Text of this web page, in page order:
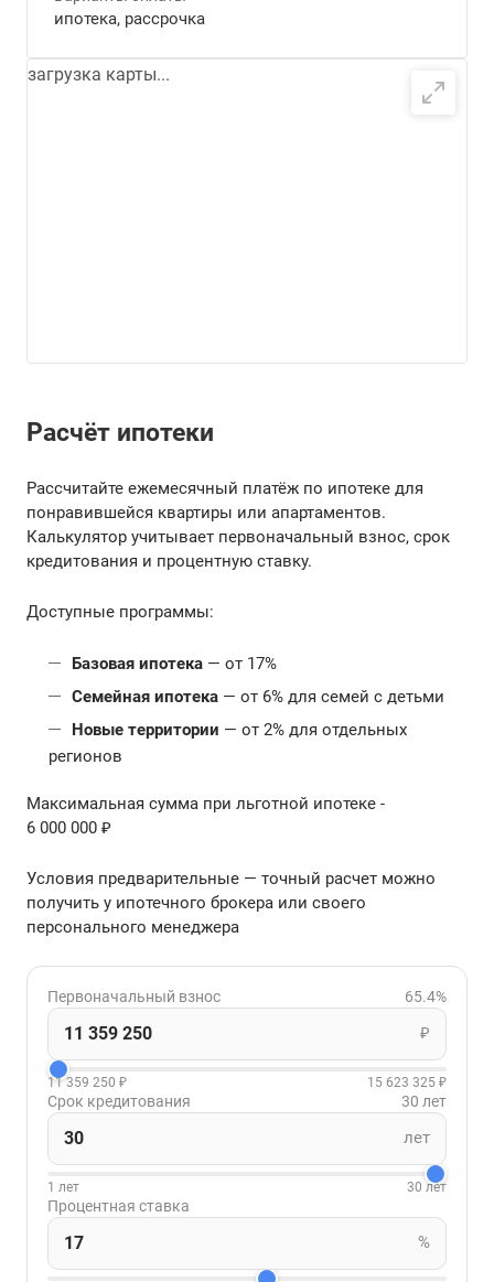
ипотека, рассрочка
загрузка карты...
Расчёт ипотеки
Рассчитайте ежемесячный платёж по ипотеке для
понравившейся квартиры или апартаментов.
Калькулятор учитывает первоначальный взнос, срок
кредитования и процентную ставку.
Доступные программы:
Базовая ипотека — от 17%
Семейная ипотека — от 6% для семей с детьми
Новые территории — от 2% для отдельных
регионов
Максимальная сумма при льготной ипотеке -
6 000 000 ₽
Условия предварительные — точный расчет можно
получить у ипотечного брокера или своего
персонального менеджера
Первоначальный взнос 65.4%
₽
11 359 250 ₽ 15 623 325 ₽
Срок кредитования 30 лет
лет
1 лет 30 лет
Процентная ставка
%